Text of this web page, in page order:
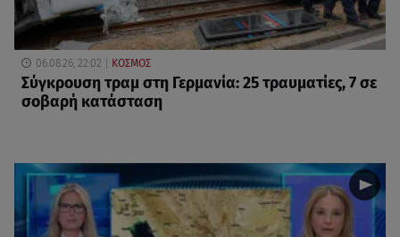
06.08.26, 22:02 ΚΟΣΜΟΣ
Σύγκρουση τραμ στη Γερμανία: 25 τραυματίες, 7 σε
σοβαρή κατάσταση